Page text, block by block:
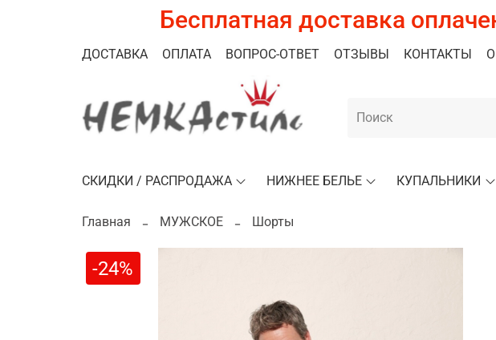
Бесплатная доставка
ДОСТАВКА ОПЛАТА ВОПРОС-ОТВЕТ ОТЗЫВЫ КОНТАКТЫ
СКИДКИ / РАСПРОДАЖА НИЖНЕЕ БЕЛЬЕ КУПАЛЬНИКИ
Главная МУЖСКОЕ Шорты
-24%